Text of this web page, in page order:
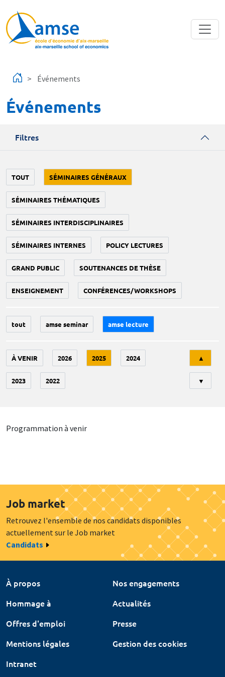
Événements
Événements
Filtres
TOUT SÉMINAIRES GÉNÉRAUX
SÉMINAIRES THÉMATIQUES
SÉMINAIRES INTERDISCIPLINAIRES
SÉMINAIRES INTERNES POLICY LECTURES
GRAND PUBLIC SOUTENANCES DE THÈSE
ENSEIGNEMENT CONFÉRENCES/WORKSHOPS
tout amse seminar amse lecture
À VENIR 2026 2025 2024
2023 2022
▲
▼
Programmation à venir
Job market
Retrouvez l'ensemble de nos candidats disponibles
actuellement sur le Job market
Candidats
À propos
Nos engagements
Hommage à
Actualités
Offres d'emploi
Presse
Mentions légales
Gestion des cookies
Intranet